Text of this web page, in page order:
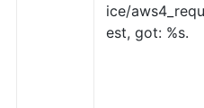
ice/aws4_requ
est, got: %s.